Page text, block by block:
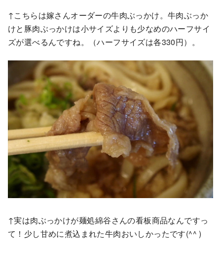
↑こちらは嫁さんオーダーの牛肉ぶっかけ。牛肉ぶっか
けと豚肉ぶっかけは小サイズよりも少なめのハーフサイ
ズが選べるんですね。（ハーフサイズは各330円）。
↑実は肉ぶっかけが麺処綿谷さんの看板商品なんですっ
て！少し甘めに煮込まれた牛肉おいしかったです(^^ )